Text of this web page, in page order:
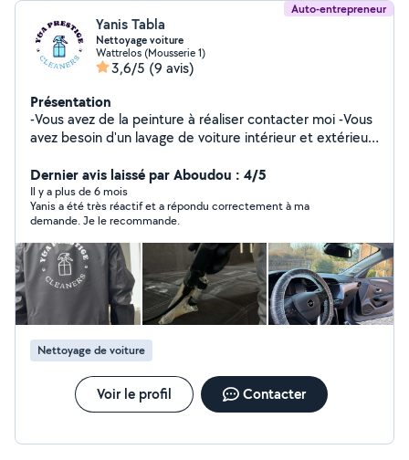
Auto-entrepreneur
Yanis Tabla
Nettoyage voiture
Wattrelos (Mousserie 1)
3,6/5 (9 avis)
Présentation
-Vous avez de la peinture à réaliser contacter moi -Vous
avez besoin d'un lavage de voiture intérieur et extérieur
tapis etc contacter moi - vous avez besoin de louer une
shampouineuse karcher, un karsher de haut pression
contacter moi Vous avez bepsin
Dernier avis laissé par Aboudou : 4/5
Il y a plus de 6 mois
Yanis a été très réactif et a répondu correctement à ma
demande. Je le recommande.
Nettoyage de voiture
Voir le profil Contacter